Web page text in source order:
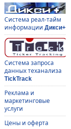
Система реал-тайм
информации Дикси+
Система запроса
данных теханализа
TickTrack
Реклама и
маркетинговые
услуги
Цены и оферта